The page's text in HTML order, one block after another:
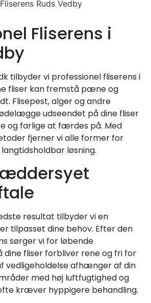
Fliserens i
tilbyder vi professionel fliserens i
fliser kan fremstå pæne og
Flisepest, alger og andre
udseendet på dine fliser
og farlige at færdes på. Med
fjerner vi alle former for
løsning.
resultat tilbyder vi en
tilpasset dine behov. Efter den
sørger vi for løbende
dine fliser forbliver rene og fri for
vedligeholdelse afhænger af din
med høj luftfugtighed og
kræver hyppigere behandling.